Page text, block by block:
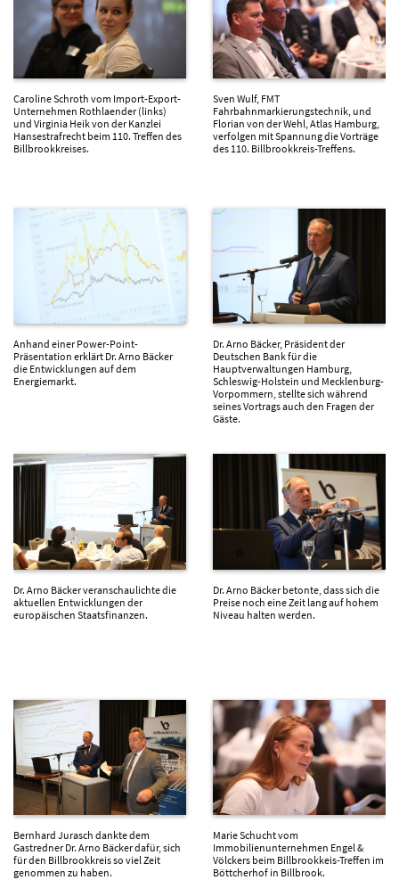
Caroline Schroth vom Import-Export-
Unternehmen Rothlaender (links)
und Virginia Heik von der Kanzlei
Hansestrafrecht beim 110. Treffen des
Billbrookkreises.
Sven Wulf, FMT
Fahrbahnmarkierungstechnik, und
Florian von der Wehl, Atlas Hamburg,
verfolgen mit Spannung die Vorträge
des 110. Billbrookkreis-Treffens.
Anhand einer Power-Point-
Präsentation erklärt Dr. Arno Bäcker
die Entwicklungen auf dem
Energiemarkt.
Dr. Arno Bäcker, Präsident der
Deutschen Bank für die
Hauptverwaltungen Hamburg,
Schleswig-Holstein und Mecklenburg-
Vorpommern, stellte sich während
seines Vortrags auch den Fragen der
Gäste.
Dr. Arno Bäcker veranschaulichte die
aktuellen Entwicklungen der
europäischen Staatsfinanzen.
Dr. Arno Bäcker betonte, dass sich die
Preise noch eine Zeit lang auf hohem
Niveau halten werden.
Bernhard Jurasch dankte dem
Gastredner Dr. Arno Bäcker dafür, sich
für den Billbrookkreis so viel Zeit
genommen zu haben.
Marie Schucht vom
Immobilienunternehmen Engel &
Völckers beim Billbrookkeis-Treffen im
Böttcherhof in Billbrook.